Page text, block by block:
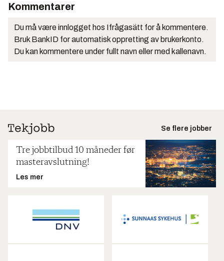
Kommentarer
Du må være innlogget hos Ifrågasätt for å kommentere.
Bruk BankID for automatisk oppretting av brukerkonto.
Du kan kommentere under fullt navn eller med kallenavn.
Se flere jobber
Tre jobbtilbud 10 måneder før
masteravslutning!
Les mer